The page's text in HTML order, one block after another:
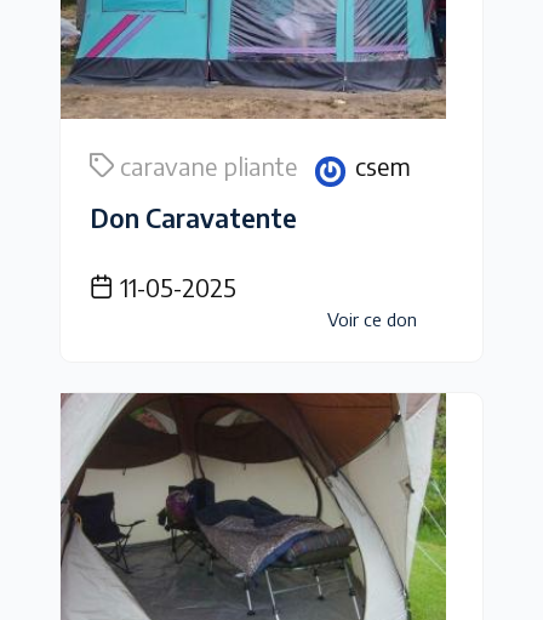
caravane pliante csem
Don Caravatente
11-05-2025
Voir ce don